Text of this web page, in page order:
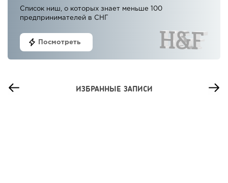
Список ниш, о которых знает меньше 100
предпринимателей в СНГ
Посмотреть
ИЗБРАННЫЕ ЗАПИСИ